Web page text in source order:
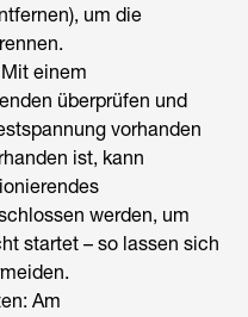
um die
einem
überprüfen und
vorhanden
ist, kann
werden, um
startet – so lassen sich
Am